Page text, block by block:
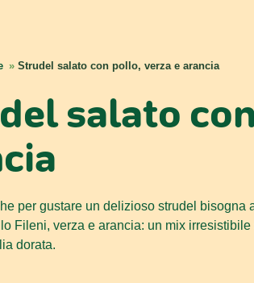
» Strudel salato con pollo, verza e arancia
salato
per gustare un delizioso strudel bisogna
Fileni, verza e arancia: un mix
dorata.